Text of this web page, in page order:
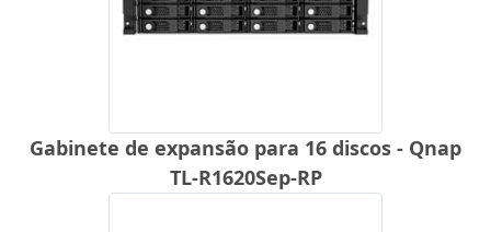
Gabinete de expansão para 16 discos - Qnap
TL-R1620Sep-RP